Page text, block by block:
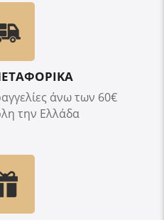
άνω των 60€
την Ελλάδα